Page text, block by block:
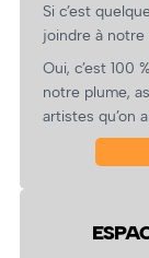
Si c’est
joindre à notre
Oui, c’est 100
notre plume,
artistes qu’on